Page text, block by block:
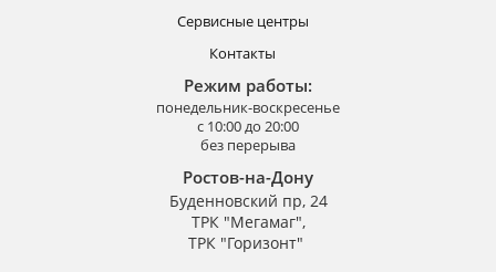
Сервисные центры
Контакты
Режим работы:
понедельник-воскресенье
с 10:00 до 20:00
без перерыва
Ростов-на-Дону
Буденновский пр, 24
ТРК "Мегамаг",
ТРК "Горизонт"